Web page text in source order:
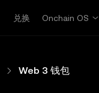
兑换 Onchain OS
Web 3 钱包